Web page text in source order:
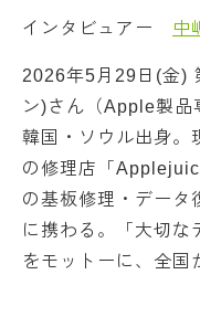
インタビュアー 中
2026年5月29日(金)
ン)さん（Apple製品
韓国・ソウル出身。
の修理店「
の基板修理・データ
に携わる。「大切な
をモットーに、全国